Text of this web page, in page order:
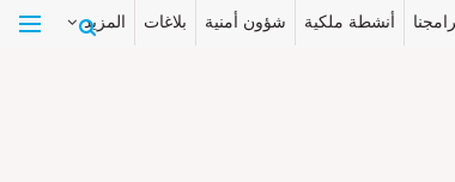
أنشطة ملكية شؤون أمنية بلاغات المزيد